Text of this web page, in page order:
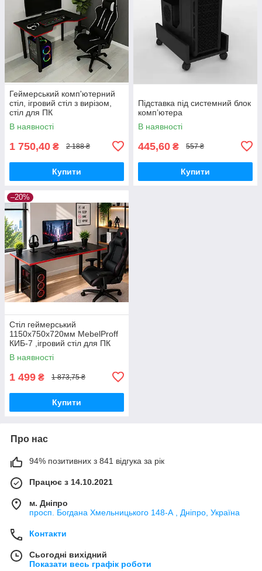
Геймерський комп'ютерний
стіл, ігровий стіл з вирізом,
стіл для ПК
В наявності
1 750,40 ₴ 2 188 ₴
Купити
Підставка під системний блок
компʼютера
В наявності
445,60 ₴ 557 ₴
Купити
–20%
Стіл геймерський
1150х750х720мм MebelProff
КИБ-7 ,ігровий стіл для ПК
В наявності
1 499 ₴ 1 873,75 ₴
Купити
Про нас
94% позитивних з 841 відгука за рік
Працює з 14.10.2021
м. Дніпро
просп. Богдана Хмельницького 148-А , Дніпро, Україна
Контакти
Сьогодні вихідний
Показати весь графік роботи